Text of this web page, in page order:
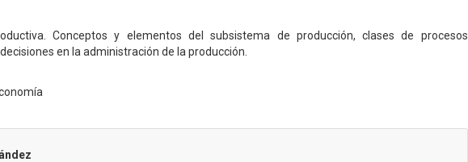
Conceptos y elementos del subsistema de producción, clases de procesos
en la administración de la producción.